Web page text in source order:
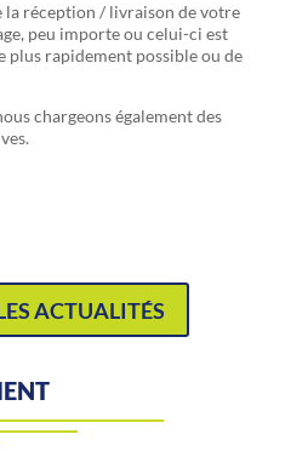
la réception / livraison de votre
peu importe ou celui-ci est
plus rapidement possible ou de
chargeons également des
ACTUALITÉS